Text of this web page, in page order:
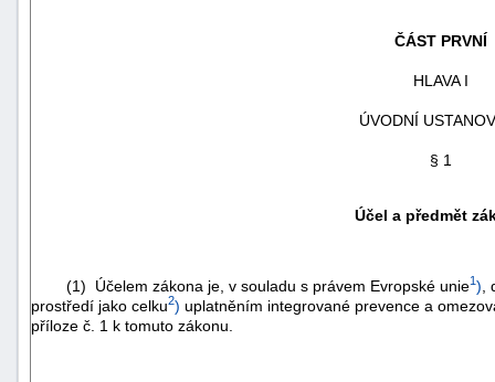
ČÁST PRVNÍ
HLAVA I
ÚVODNÍ
§ 1
Účel a předmět
(1) Účelem zákona je, v souladu s právem Evropské unie1 )
prostředí jako celku2) uplatněním integrované prevence a
příloze č. 1 k tomuto zákonu.
náhrady